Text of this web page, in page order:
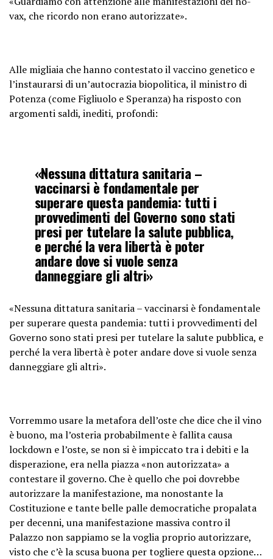
vax, che ricordo non erano autorizzate».
Alle migliaia che hanno contestato il vaccino genetico e
l’instaurarsi di un’autocrazia biopolitica, il ministro di
Potenza (come Figliuolo e Speranza) ha risposto con
argomenti saldi, inediti, profondi:
«Nessuna dittatura sanitaria –
vaccinarsi è fondamentale per
superare questa pandemia: tutti i
provvedimenti del Governo sono stati
presi per tutelare la salute pubblica,
e perché la vera libertà è poter
andare dove si vuole senza
danneggiare gli altri»
«Nessuna dittatura sanitaria – vaccinarsi è fondamentale
per superare questa pandemia: tutti i provvedimenti del
Governo sono stati presi per tutelare la salute pubblica, e
perché la vera libertà è poter andare dove si vuole senza
danneggiare gli altri».
Vorremmo usare la metafora dell’oste che dice che il vino
è buono, ma l’osteria probabilmente è fallita causa
lockdown e l’oste, se non si è impiccato tra i debiti e la
disperazione, era nella piazza «non autorizzata» a
contestare il governo. Che è quello che poi dovrebbe
autorizzare la manifestazione, ma nonostante la
Costituzione e tante belle palle democratiche propalata
per decenni, una manifestazione massiva contro il
Palazzo non sappiamo se la voglia proprio autorizzare,
visto che c’è la scusa buona per togliere questa opzione…